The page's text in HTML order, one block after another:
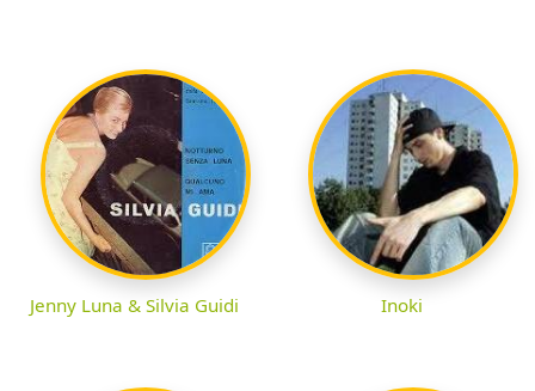
Jenny Luna & Silvia Guidi Inoki